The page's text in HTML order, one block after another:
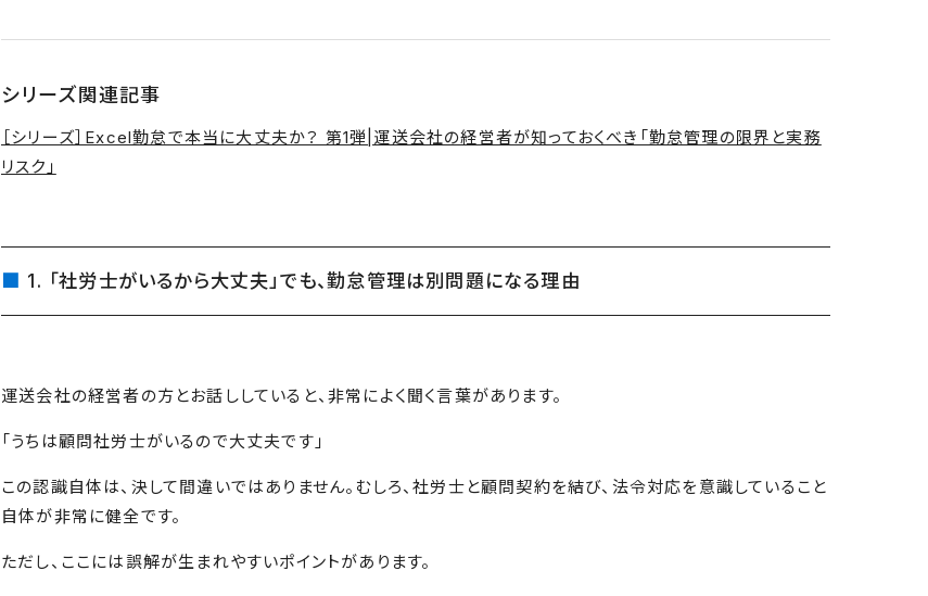
シリーズ関連記事
［シリーズ］Excel勤怠で本当に大丈夫か？ 第1弾|運送会社の経営者が知っておくべき「勤怠管理の限界と実務
リスク」
1. 「社労士がいるから大丈夫」でも、勤怠管理は別問題になる理由
運送会社の経営者の方とお話ししていると、非常によく聞く言葉があります。
「うちは顧問社労士がいるので大丈夫です」
この認識自体は、決して間違いではありません。むしろ、社労士と顧問契約を結び、法令対応を意識していること
自体が非常に健全です。
ただし、ここには誤解が生まれやすいポイントがあります。